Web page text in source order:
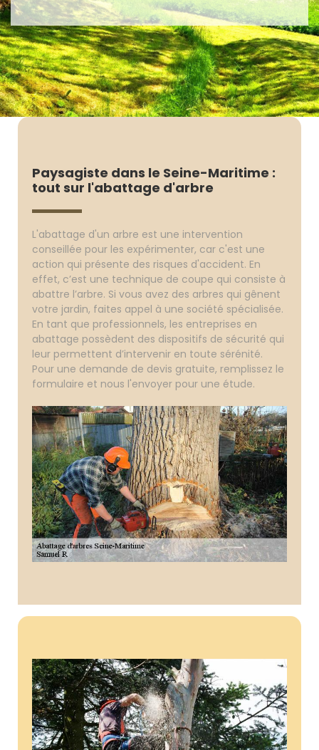
Paysagiste dans le Seine-Maritime :
tout sur l'abattage d'arbre
L'abattage d'un arbre est une intervention
conseillée pour les expérimenter, car c'est une
action qui présente des risques d'accident. En
effet, c’est une technique de coupe qui consiste à
abattre l’arbre. Si vous avez des arbres qui gênent
votre jardin, faites appel à une société spécialisée.
En tant que professionnels, les entreprises en
abattage possèdent des dispositifs de sécurité qui
leur permettent d’intervenir en toute sérénité.
Pour une demande de devis gratuite, remplissez le
formulaire et nous l'envoyer pour une étude.